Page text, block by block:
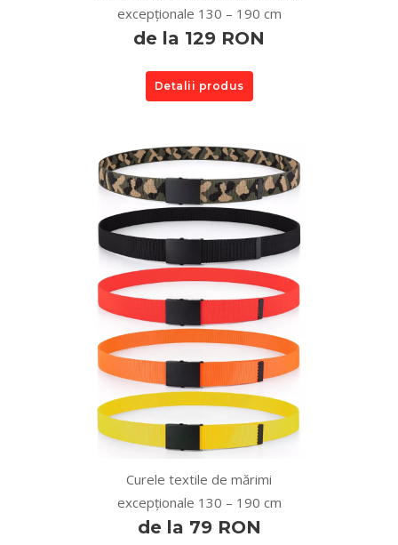
excepționale 130 – 190 cm
de la 129 RON
Detalii produs
Curele textile de mărimi
excepționale 130 – 190 cm
de la 79 RON